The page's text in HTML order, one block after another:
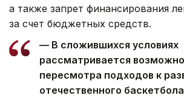
а также запрет финансирования
за счет бюджетных средств.
— В сложившихся условиях
рассматривается
пересмотра подходов к
отечественного